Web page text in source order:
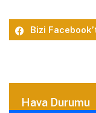
Bizi
Hava Durumu